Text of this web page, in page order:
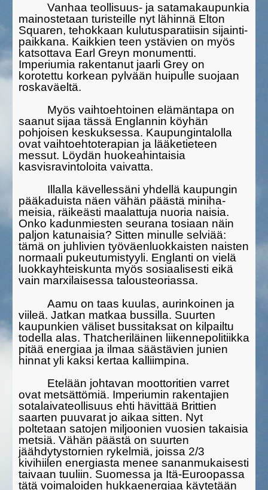
Vanhaa teollisuus- ja satamakaupunkia
mainostetaan turis­teille nyt lähinnä Elton
Squaren, tehokkaan kulutusparatiisin sijainti­
paikka­na. Kaikkien teen ystävien on myös
katsottava Earl Greyn monument­ti.
Imperiumia rakentanut jaarli Grey on
korotettu korkean pylvään huipulle suojaan
roskaväeltä.
Myös vaihtoehtoinen elämäntapa on
saanut sijaa tässä Englannin köyhän
pohjoisen keskuksessa. Kaupungintalolla
ovat vaihtoehtotera­pian ja lääketieteen
messut. Löy­dän huokeahintaisia
kasvisravintoloita vaivatta.
Illalla kävellessäni yhdellä kaupungin
pääkaduista näen vähän päästä miniha­
meisia, räikeästi maalattuja nuoria naisia.
Onko kadun­miesten seurana tosiaan näin
paljon katunaisia? Sitten minulle selviää:
tämä on juhlivien työväenluokkaisten naisten
normaali pukeutumistyyli. Englanti on vielä
luokkayhteiskunta myös sosiaalisesti eikä
vain marxilaisessa talousteoriassa.
Aamu on taas kuulas, aurinkoinen ja
viileä. Jatkan matkaa bussilla. Suurten
kaupunkien väliset bussitaksat on kilpailtu
todella alas. That­cheriläinen liikennepolitiikka
pitää energiaa ja ilmaa säästä­vien junien
hinnat yli kaksi kertaa kalliimpina.
Etelään johtavan moottoritien varret
ovat metsättömiä. Impe­riumin rakentajien
sota­laivateollisuus ehti hävittää Brittien
saarten puuvarat jo aikaa sitten. Nyt
poltetaan satojen miljoonien vuosien takaisia
metsiä. Vähän päästä on suurten
jäähdytystornien rykelmiä, joissa 2/3
kivihiilen energiasta menee sananmukaisesti
taivaan tuuliin. Suomessa ja Itä-Euroopassa
tätä voimaloiden hukkaenergiaa käytetään